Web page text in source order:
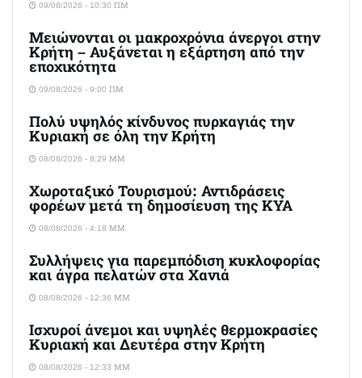
09/08/2026 - 10:30 ΠΜ
Μειώνονται οι μακροχρόνια άνεργοι στην
Κρήτη – Αυξάνεται η εξάρτηση από την
εποχικότητα
09/08/2026 - 9:00 ΠΜ
Πολύ υψηλός κίνδυνος πυρκαγιάς την
Κυριακή σε όλη την Κρήτη
08/08/2026 - 8:29 ΜΜ
Χωροταξικό Τουρισμού: Αντιδράσεις
φορέων μετά τη δημοσίευση της ΚΥΑ
08/08/2026 - 4:18 ΜΜ
Συλλήψεις για παρεμπόδιση κυκλοφορίας
και άγρα πελατών στα Χανιά
08/08/2026 - 12:36 ΜΜ
Ισχυροί άνεμοι και υψηλές θερμοκρασίες
Κυριακή και Δευτέρα στην Κρήτη
08/08/2026 - 12:33 ΜΜ